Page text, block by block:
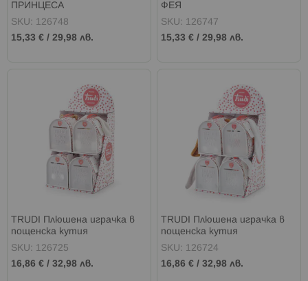
ПРИНЦЕСА
SKU: 126748
15,33 € / 29,98 лв.
ФЕЯ
SKU: 126747
15,33 € /29,98 лв.
TRUDI Плюшена играчка в
пощенска кутия
SKU: 126725
16,86 € / 32,98 лв.
TRUDI Плюшена играчка в
пощенска кутия
SKU: 126724
16,86 € /32,98 лв.